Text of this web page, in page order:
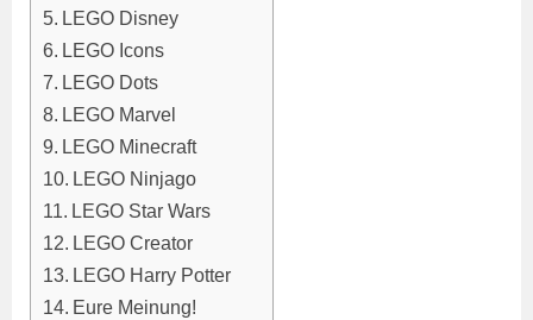
LEGO Disney
LEGO Icons
LEGO Dots
LEGO Marvel
LEGO Minecraft
LEGO Ninjago
LEGO Star Wars
LEGO Creator
LEGO Harry Potter
Eure Meinung!